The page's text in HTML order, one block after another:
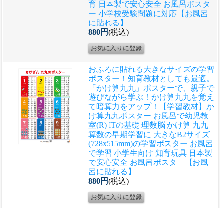
育 日本製で安心安全 お風呂ポスタ
ー 小学校受験問題に対応【お風呂
に貼れる】
880円(税込)
おふろに貼れる大きなサイズの学習
ポスター！知育教材としても最適。
「かけ算九九」ポスターで、親子で
遊びながら学ぶ！かけ算九九を覚え
て暗算力をアップ！
【学習教材】か
け算九九ポスター お風呂で幼児教
室(R) ITの基礎 理数脳 かけ算 九九
算数の早期学習に 大きなB2サイズ
(728x515mm)の学習ポスター お風呂
で学習 小学生向け 知育玩具 日本製
で安心安全 お風呂ポスター【お風
呂に貼れる】
880円(税込)